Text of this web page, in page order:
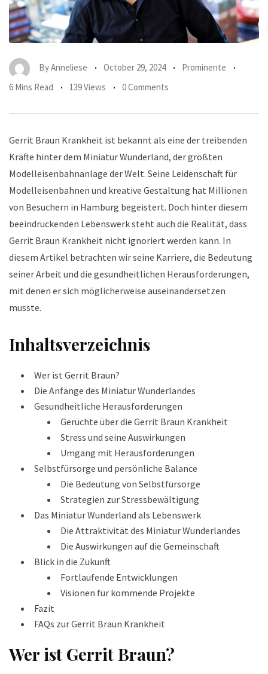
ByAnneliese October 29, 2024
Prominente
6 Mins Read
139 Views 0 Comments
Gerrit Braun Krankheit ist bekannt als eine der treibenden
Kräfte hinter dem Miniatur Wunderland, der größten
Modelleisenbahnanlage der Welt. Seine Leidenschaft für
Modelleisenbahnen und kreative Gestaltung hat Millionen
von Besuchern in Hamburg begeistert. Doch hinter diesem
beeindruckenden Lebenswerk steht auch die Realität, dass
Gerrit Braun Krankheit nicht ignoriert werden kann. In
diesem Artikel betrachten wir seine Karriere, die Bedeutung
seiner Arbeit und die gesundheitlichen Herausforderungen,
mit denen er sich möglicherweise auseinandersetzen
musste.
Inhaltsverzeichnis
Wer ist Gerrit Braun?
Die Anfänge des Miniatur Wunderlandes
Gesundheitliche Herausforderungen
Gerüchte über die Gerrit Braun Krankheit
Stress und seine Auswirkungen
Umgang mit Herausforderungen
Selbstfürsorge und persönliche Balance
Die Bedeutung von Selbstfürsorge
Strategien zur Stressbewältigung
Das Miniatur Wunderland als Lebenswerk
Die Attraktivität des Miniatur Wunderlandes
Die Auswirkungen auf die Gemeinschaft
Blick in die Zukunft
Fortlaufende Entwicklungen
Visionen für kommende Projekte
Fazit
FAQs zur Gerrit Braun Krankheit
Wer ist Gerrit Braun?